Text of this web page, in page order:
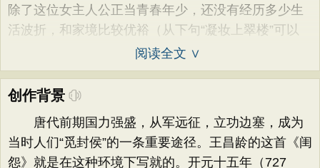
除了这位女主人公正当青春年少，还没有经历多少生
活波折，和家境比较优裕（从下句“凝妆上翠楼”可以
阅读全文 ∨
创作背景
唐代前期国力强盛，从军远征，立功边塞，成为
当时人们“觅封侯”的一条重要途径。王昌龄的这首《闺
怨》就是在这种环境下写就的。开元十五年（727